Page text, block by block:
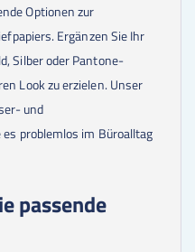
Optionen zur
Ergänzen Sie Ihr
Silber oder Pantone-
Look zu erzielen. Unser
und
problemlos im Büroalltag
passende